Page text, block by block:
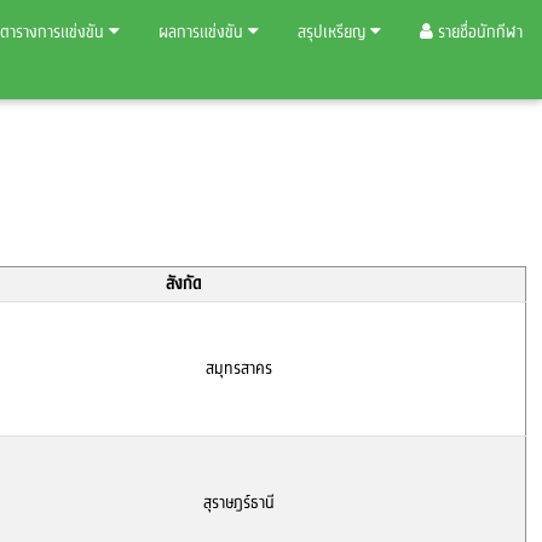
ตารางการแข่งขัน ผลการแข่งขัน สรุปเหรียญ รายชื่อนักกีฬา
สังกัด
สมุทรสาคร
สุราษฎร์ธานี